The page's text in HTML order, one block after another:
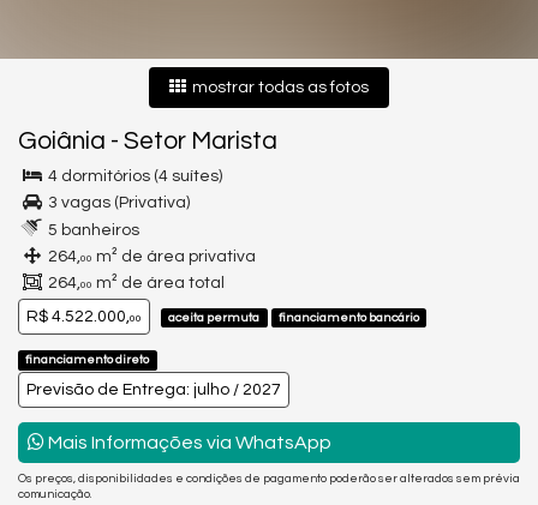
mostrar todas as fotos
Goiânia - Setor Marista
4 dormitórios (4 suítes)
3 vagas (Privativa)
5 banheiros
264,00 m² de área privativa
264,00 m² de área total
R$ 4.522.000,00 aceita permuta financiamento bancário
financiamento direto
Previsão de Entrega: julho / 2027
Mais Informações via WhatsApp
Os preços, disponibilidades e condições de pagamento poderão ser alterados sem prévia
comunicação.